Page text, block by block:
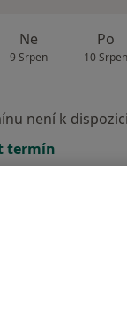
Ne
9 Srpen
Po
10 Srpen
není k dispozici
termín